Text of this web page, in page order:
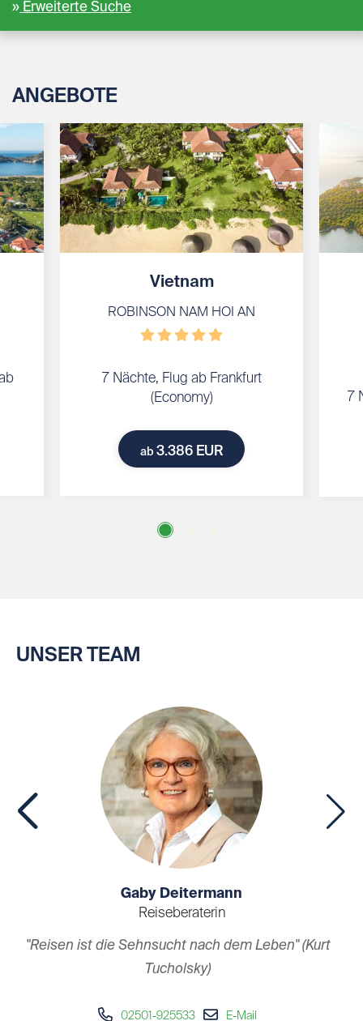
Erweiterte Suche
ANGEBOTE
Vietnam
ROBINSON NAM HOI AN
7 Nächte, Flug ab Frankfurt
(Economy)
ab 3.386 EUR
7
UNSER TEAM
Gaby Deitermann
Reiseberaterin
"Reisen ist die Sehnsucht nach dem Leben"(Kurt
Tucholsky)
Sehnsucht...nach Ferne...nach anderen Ländern...
02501-925533 E-Mail